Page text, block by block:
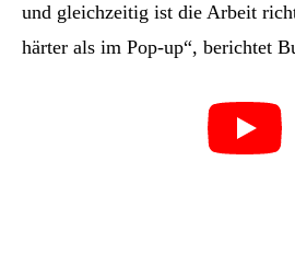
und gleichzeitig ist die Arbeit
härter als im Pop-up“, berichtet